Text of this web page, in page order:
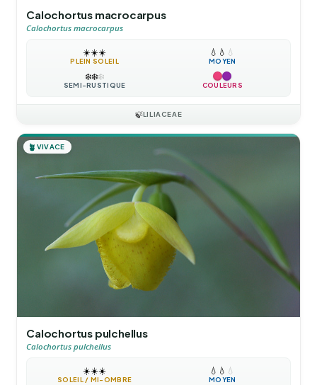
Calochortus macrocarpus
Calochortus macrocarpus
☀️☀️☀️
PLEIN SOLEIL
💧 💧 💧
MOYEN
❄️❄️❄️
SEMI-RUSTIQUE COULEURS
🍃LILIACEAE
🪴 VIVACE
Calochortus pulchellus
Calochortus pulchellus
☀️☀️☀️
SOLEIL / MI-OMBRE
💧 💧 💧
MOYEN